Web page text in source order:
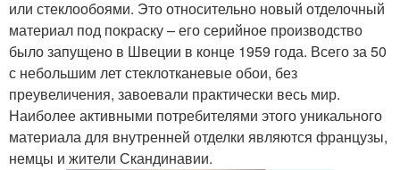
или стеклообоями. Это относительно новый отделочный
материал под покраску – его серийное производство
было запущено в Швеции в конце 1959 года. Всего за 50
с небольшим лет стеклотканевые обои, без
преувеличения, завоевали практически весь мир.
Наиболее активными потребителями этого уникального
материала для внутренней отделки являются французы,
немцы и жители Скандинавии.